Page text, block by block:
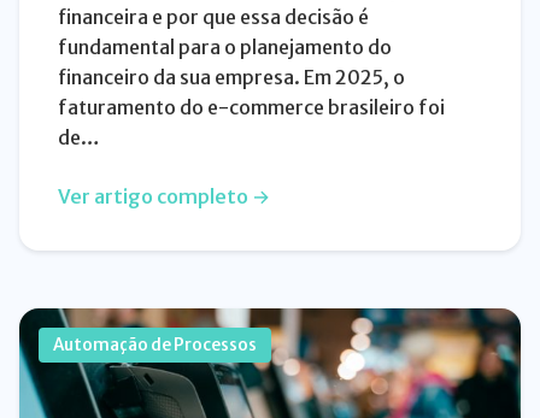
financeira e por que essa decisão é
fundamental para o planejamento do
financeiro da sua empresa. Em 2025, o
faturamento do e-commerce brasileiro foi
de…
Ver artigo completo →
Automação de Processos